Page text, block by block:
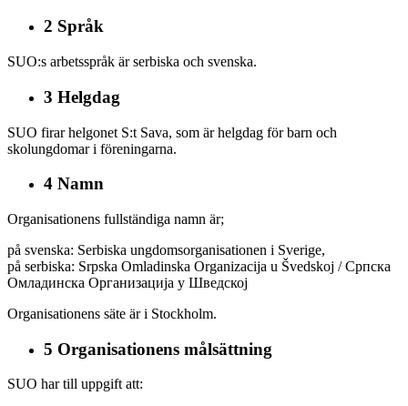
2 Språk
SUO:s arbetsspråk är serbiska och svenska.
3 Helgdag
SUO firar helgonet S:t Sava, som är helgdag för barn och
skolungdomar i föreningarna.
4 Namn
Organisationens fullständiga namn är;
på svenska: Serbiska ungdomsorganisationen i Sverige,
på serbiska: Srpska Оmladinska Оrganizacija u Švedskoj / Српска
Омладинска Организација у Шведској
Organisationens säte är i Stockholm.
5 Organisationens målsättning
SUO har till uppgift att: